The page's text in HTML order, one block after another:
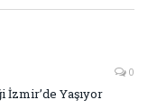
0
İzmir’de Yaşıyor